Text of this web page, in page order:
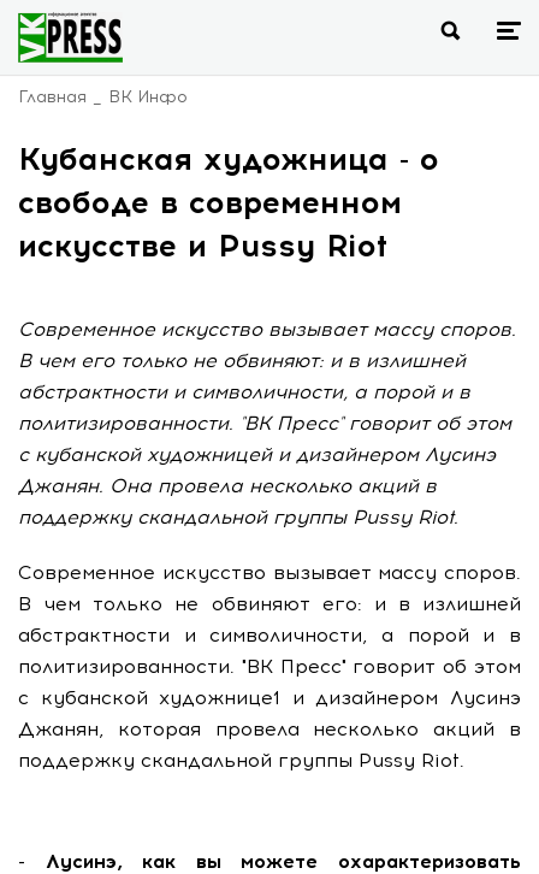
Главная ВК Инфо
Кубанская художница - о
свободе в современном
искусстве и Pussy Riot
Современное искусство вызывает массу споров.
В чем его только не обвиняют: и в излишней
абстрактности и символичности, а порой и в
политизированности. "ВК Пресс" говорит об этом
с кубанской художницей и дизайнером Лусинэ
Джанян. Она провела несколько акций в
поддержку скандальной группы Pussy Riot.
Современное искусство вызывает массу споров.
В чем только не обвиняют его: и в излишней
абстрактности и символичности, а порой и в
политизированности. "ВК Пресс" говорит об этом
с кубанской художнице1 и дизайнером Лусинэ
Джанян, которая провела несколько акций в
поддержку скандальной группы Pussy Riot.
- Лусинэ, как вы можете охарактеризовать